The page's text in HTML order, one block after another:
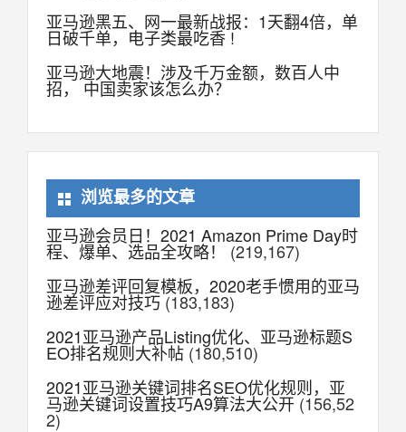
亚马逊黑五、网一最新战报：1天翻4倍，单
日破千单，电子类最吃香 !
亚马逊大地震！涉及千万金额，数百人中
招， 中国卖家该怎么办？
浏览最多的文章
亚马逊会员日！2021 Amazon Prime Day时
程、爆单、选品全攻略！
(219,167)
亚马逊差评回复模板，2020老手惯用的亚马
逊差评应对技巧(183,183)
2021亚马逊产品Listing优化、亚马逊标题S
EO排名规则大补帖 (180,510)
2021亚马逊关键词排名SEO优化规则，亚
马逊关键词设置技巧A9算法大公开(156,52
2)